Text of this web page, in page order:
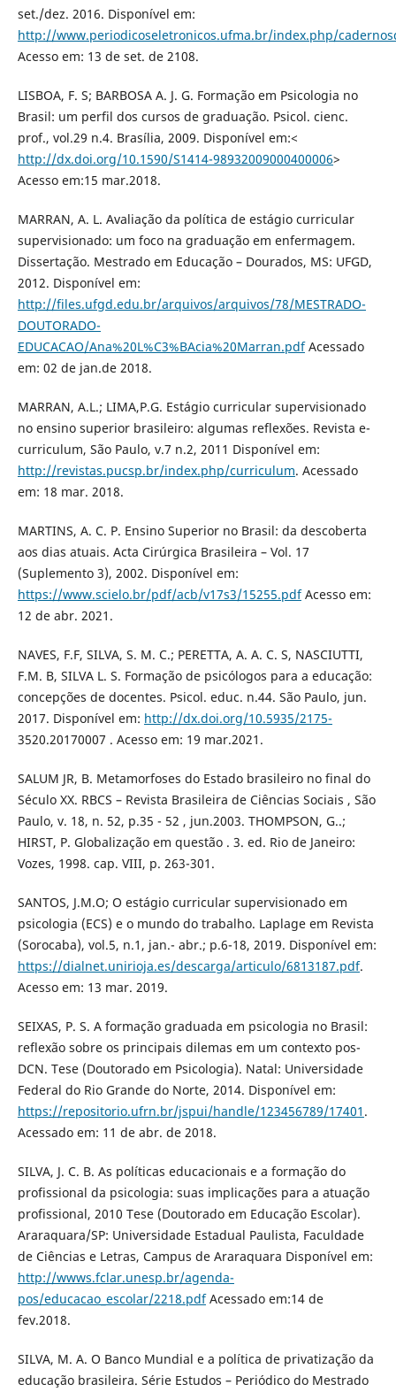
set./dez. 2016. Disponível em:
http://www.periodicoseletronicos.ufma.br/index.php/
Acesso em: 13 de set. de 2108.
LISBOA, F. S; BARBOSA A. J. G. Formação em Psicologia no
Brasil: um perfil dos cursos de graduação. Psicol. cienc.
prof., vol.29 n.4. Brasília, 2009. Disponível em:<
http://dx.doi.org/10.1590/S1414-98932009000400006>
Acesso em:15 mar.2018.
MARRAN, A. L. Avaliação da política de estágio curricular
supervisionado: um foco na graduação em enfermagem.
Dissertação. Mestrado em Educação – Dourados, MS: UFGD,
2012. Disponível em:
http://files.ufgd.edu.br/arquivos/arquivos/78/MESTRADO-
DOUTORADO-
EDUCACAO/Ana%20L%C3%BAcia%20Marran.pdfAcessado
em: 02 de jan.de 2018.
MARRAN, A.L.; LIMA,P.G. Estágio curricular supervisionado
no ensino superior brasileiro: algumas reflexões. Revista e-
curriculum, São Paulo, v.7 n.2, 2011 Disponível em:
http://revistas.pucsp.br/index.php/curriculum. Acessado
em: 18 mar. 2018.
MARTINS, A. C. P. Ensino Superior no Brasil: da descoberta
aos dias atuais. Acta Cirúrgica Brasileira – Vol. 17
(Suplemento 3), 2002. Disponível em:
https://www.scielo.br/pdf/acb/v17s3/15255.pdfAcesso em:
12 de abr. 2021.
NAVES, F.F, SILVA, S. M. C.; PERETTA, A. A. C. S, NASCIUTTI,
F.M. B, SILVA L. S. Formação de psicólogos para a educação:
concepções de docentes. Psicol. educ. n.44. São Paulo, jun.
2017. Disponível em: http://dx.doi.org/10.5935/2175-
3520.20170007 . Acesso em: 19 mar.2021.
SALUM JR, B. Metamorfoses do Estado brasileiro no final do
Século XX. RBCS – Revista Brasileira de Ciências Sociais , São
Paulo, v. 18, n. 52, p.35 - 52 , jun.2003. THOMPSON, G..;
HIRST, P. Globalização em questão . 3. ed. Rio de Janeiro:
Vozes, 1998. cap. VIII, p. 263-301.
SANTOS, J.M.O; O estágio curricular supervisionado em
psicologia (ECS) e o mundo do trabalho. Laplage em Revista
(Sorocaba), vol.5, n.1, jan.- abr.; p.6-18, 2019. Disponível em:
https://dialnet.unirioja.es/descarga/articulo/6813187.pdf.
Acesso em: 13 mar. 2019.
SEIXAS, P. S. A formação graduada em psicologia no Brasil:
reflexão sobre os principais dilemas em um contexto pos-
DCN. Tese (Doutorado em Psicologia). Natal: Universidade
Federal do Rio Grande do Norte, 2014. Disponível em:
https://repositorio.ufrn.br/jspui/handle/123456789/17401 .
Acessado em: 11 de abr. de 2018.
SILVA, J. C. B. As políticas educacionais e a formação do
profissional da psicologia: suas implicações para a atuação
profissional, 2010 Tese (Doutorado em Educação Escolar).
Araraquara/SP: Universidade Estadual Paulista, Faculdade
de Ciências e Letras, Campus de Araraquara Disponível em:
http://wwws.fclar.unesp.br/agenda-
pos/educacao_escolar/2218.pdfAcessado em:14 de
fev.2018.
SILVA, M. A. O Banco Mundial e a política de privatização da
educação brasileira. Série Estudos – Periódico do Mestrado